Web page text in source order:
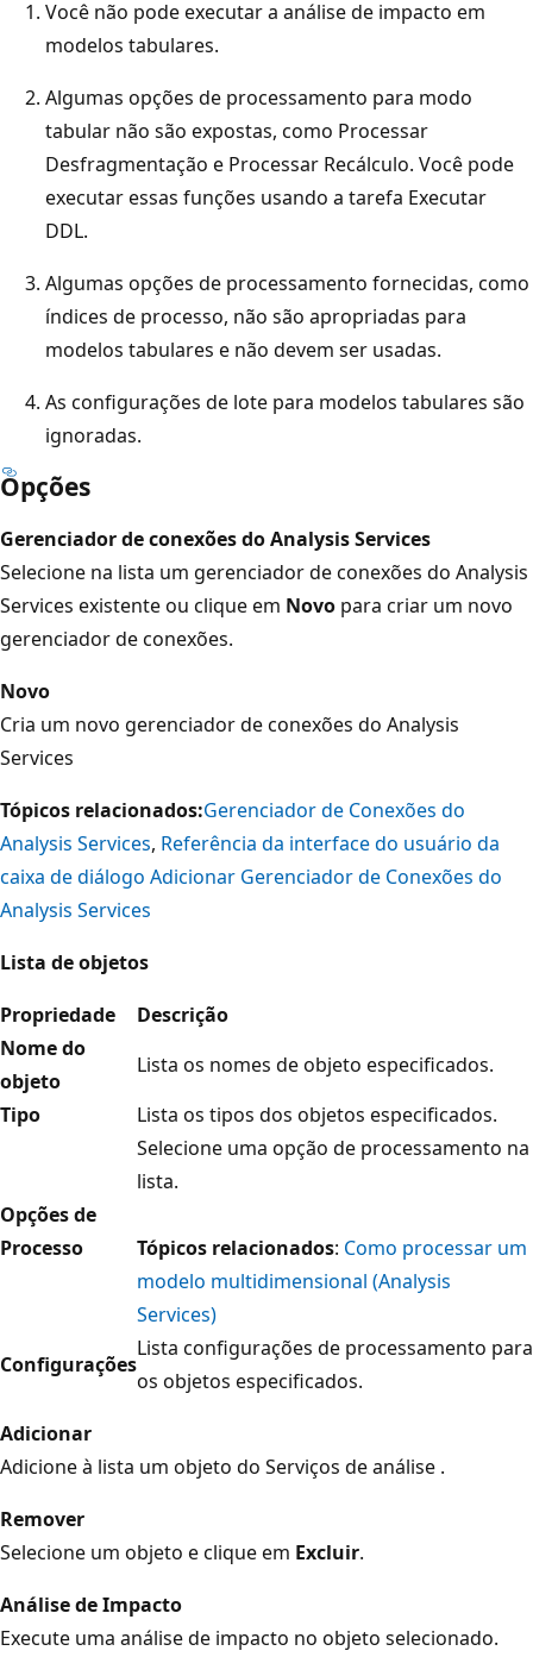
Você não pode executar a análise de impacto em
modelos tabulares.
Algumas opções de processamento para modo
tabular não são expostas, como Processar
Desfragmentação e Processar Recálculo. Você pode
executar essas funções usando a tarefa Executar
DDL.
Algumas opções de processamento fornecidas, como
índices de processo, não são apropriadas para
modelos tabulares e não devem ser usadas.
As configurações de lote para modelos tabulares são
ignoradas.
Opções
Gerenciador de conexões do Analysis Services
Selecione na lista um gerenciador de conexões do Analysis
Services existente ou clique em Novo para criar um novo
gerenciador de conexões.
Novo
Cria um novo gerenciador de conexões do Analysis
Services
Tópicos relacionados:Gerenciador de Conexões do
Analysis Services, Referência da interface do usuário da
caixa de diálogo Adicionar Gerenciador de Conexões do
Analysis Services
Lista de objetos
Propriedade
Descrição
Nome do
objeto
Lista os nomes de objeto especificados.
Tipo
Lista os tipos dos objetos especificados.
Opções de
Processo
Selecione uma opção de processamento na
lista.
Tópicos relacionados: Como processar um
modelo multidimensional (Analysis
Services)
Configurações
Lista configurações de processamento para
os objetos especificados.
Adicionar
Adicione à lista um objeto do Serviços de análise .
Remover
Selecione um objeto e clique em Excluir.
Análise de Impacto
Execute uma análise de impacto no objeto selecionado.